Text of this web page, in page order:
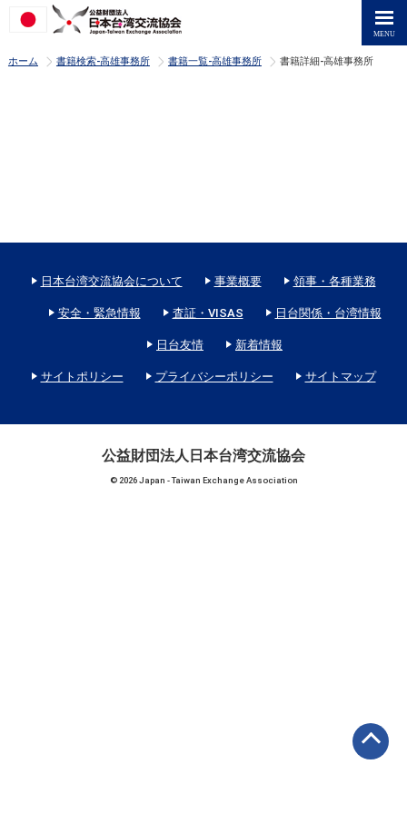
ホーム >
書籍検索-高雄事務所 >
書籍一覧-高雄事務所 >
書籍詳細-高雄事務所
日本台湾交流協会について 事業概要 領事・各種業務
安全・緊急情報 査証・VISAS 日台関係・台湾情報
日台友情 新着情報
サイトポリシー プライバシーポリシー サイトマップ
公益財団法人日本台湾交流協会
© 2026 Japan - Taiwan Exchange Association